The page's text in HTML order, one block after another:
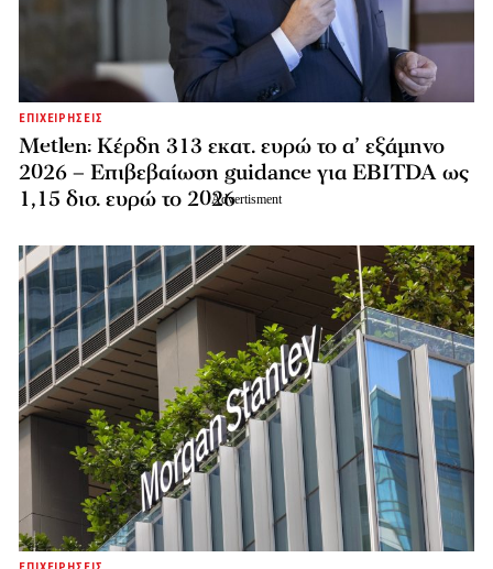
ΕΠΙΧΕΙΡΗΣΕΙΣ
Metlen: Κέρδη 313 εκατ. ευρώ το α’ εξάμηνο
2026 – Επιβεβαίωση guidance για EBITDA ως
1,15 δισ. ευρώ το 2026